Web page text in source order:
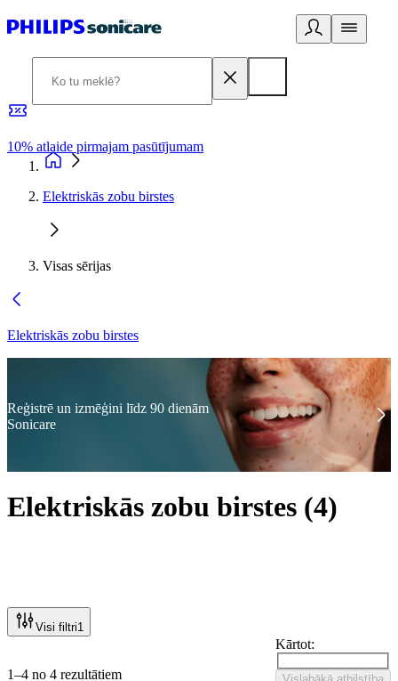
10% atlaide pirmajam pasūtījumam
Elektriskās zobu birstes
Visas sērijas
Elektriskās zobu birstes
Reģistrē un izmēģini līdz 90 dienām
Sonicare
Elektriskās zobu birstes (4)
Visi filtri1
1–4 no 4 rezultātiem
Kārtot: